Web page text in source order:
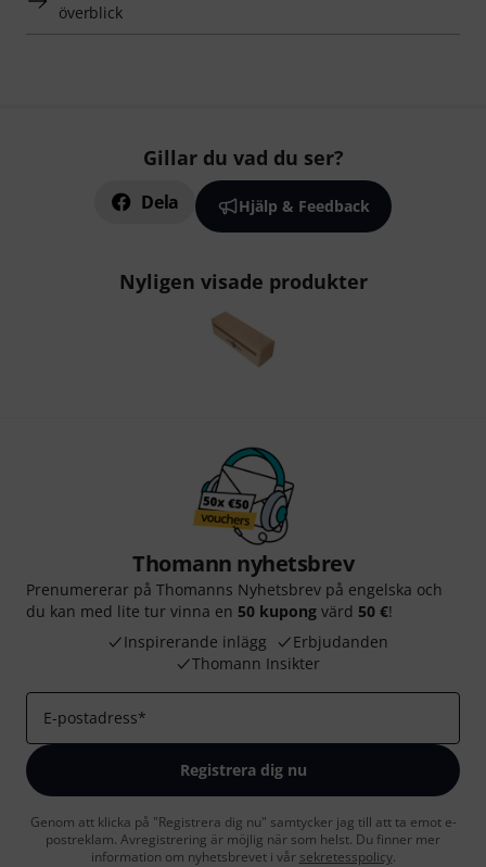
överblick
Gillar du vad du ser?
Dela Hjälp & Feedback
Nyligen visade produkter
Thomann nyhetsbrev
Prenumererar på Thomanns Nyhetsbrev på engelska och
du kan med lite tur vinna en 50 kupong värd 50 €!
Inspirerande inlägg
Erbjudanden
Thomann Insikter
E-postadress*
Registrera dig nu
Genom att klicka på "Registrera dig nu" samtycker jag till att ta emot e-
postreklam. Avregistrering är möjlig när som helst. Du finner mer
information om nyhetsbrevet i vår sekretesspolicy.